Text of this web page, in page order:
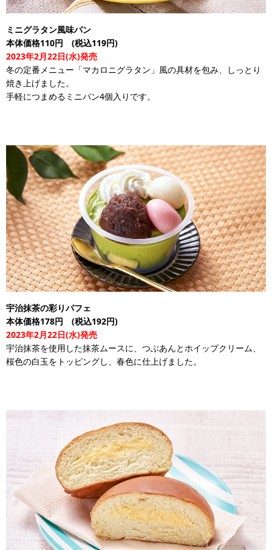
ミニグラタン風味パン
本体価格110円 (税込119円)
2023年2月22日(水)発売
冬の定番メニュー「マカロニグラタン」風の具材を包み、しっとり
焼き上げました。
手軽につまめるミニパン4個入りです。
宇治抹茶の彩りパフェ
本体価格178円 (税込192円)
2023年2月22日(水)発売
宇治抹茶を使用した抹茶ムースに、つぶあんとホイップクリーム、
桜色の白玉をトッピングし、春色に仕上げました。